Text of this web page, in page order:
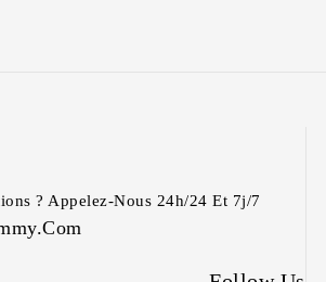
? Appelez-Nous 24h/24 Et 7j/7